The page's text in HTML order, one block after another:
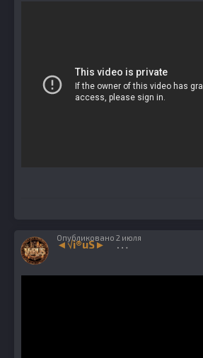
◄√i®uS► 1224
Опубликовано 2 июля